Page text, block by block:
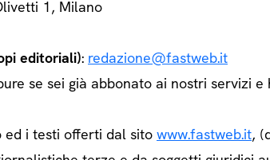
1, Milano
editoriali): redazione@fastweb.it
se sei già abbonato ai nostri servizi
ed i testi offerti dal sito www.fastweb.it,